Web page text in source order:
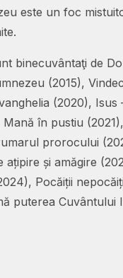
este un foc
binecuvântaţi de
(2015),
(2020),
în pustiu
prorocului
și amăgire
Pocăiții
puterea Cuvântului